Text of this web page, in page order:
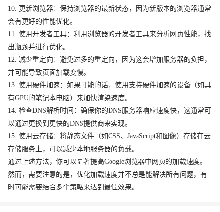
10. 更新浏览器：保持浏览器的最新状态，因为新版本的浏览器通常
会有更好的性能优化。
11. 使用开发者工具：利用浏览器的开发者工具来分析网页性能，找
出瓶颈并进行优化。
12. 减少重定向：避免过多的重定向，因为这会增加服务器的负担，
并可能导致页面加载变慢。
13. 使用硬件加速：如果可能的话，使用支持硬件加速的设备（如具
有GPU的笔记本电脑）来加快渲染速度。
14. 检查DNS解析时间：确保你的DNS服务器响应速度快，这通常可
以通过更换到更快的DNS提供商来实现。
15. 使用云存储：将静态文件（如CSS、JavaScript和图像）存储在云
存储服务上，可以减少本地服务器的负载。
通过上述方法，你可以显著提高Google浏览器中网页的加载速度。
然而，需要注意的是，优化加载速度并不总是能解决所有问题，有
时可能需要结合多个策略来达到最佳效果。